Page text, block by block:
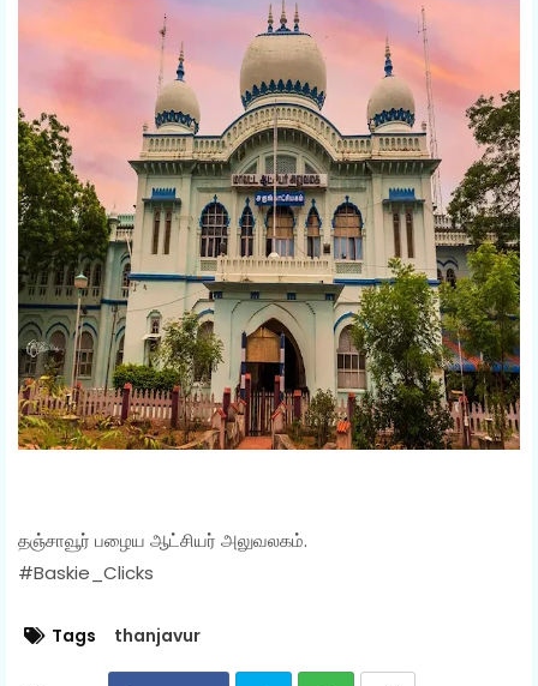
தஞ்சாவூர் பழைய ஆட்சியர் அலுவலகம்.
#Baskie_Clicks
Tags thanjavur